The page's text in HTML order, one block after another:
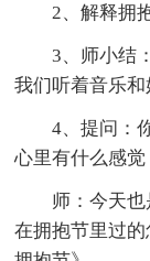
2、解释拥
3、师小结
我们听着音乐和
4、提问：
心里有什么感觉
师：今天
在拥抱节里过